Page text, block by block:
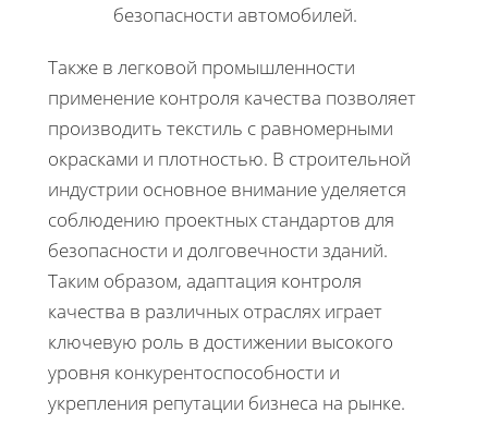
безопасности автомобилей.
Также в легковой промышленности
применение контроля качества позволяет
производить текстиль с равномерными
окрасками и плотностью. В строительной
индустрии основное внимание уделяется
соблюдению проектных стандартов для
безопасности и долговечности зданий.
Таким образом, адаптация контроля
качества в различных отраслях играет
ключевую роль в достижении высокого
уровня конкурентоспособности и
укрепления репутации бизнеса на рынке.